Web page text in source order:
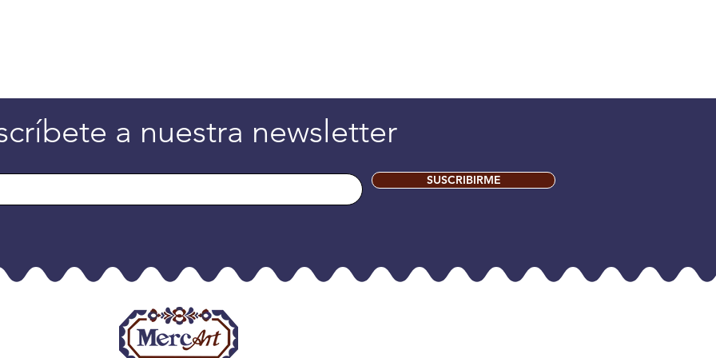
SUSCRIBIRME
a nuestra newsletter